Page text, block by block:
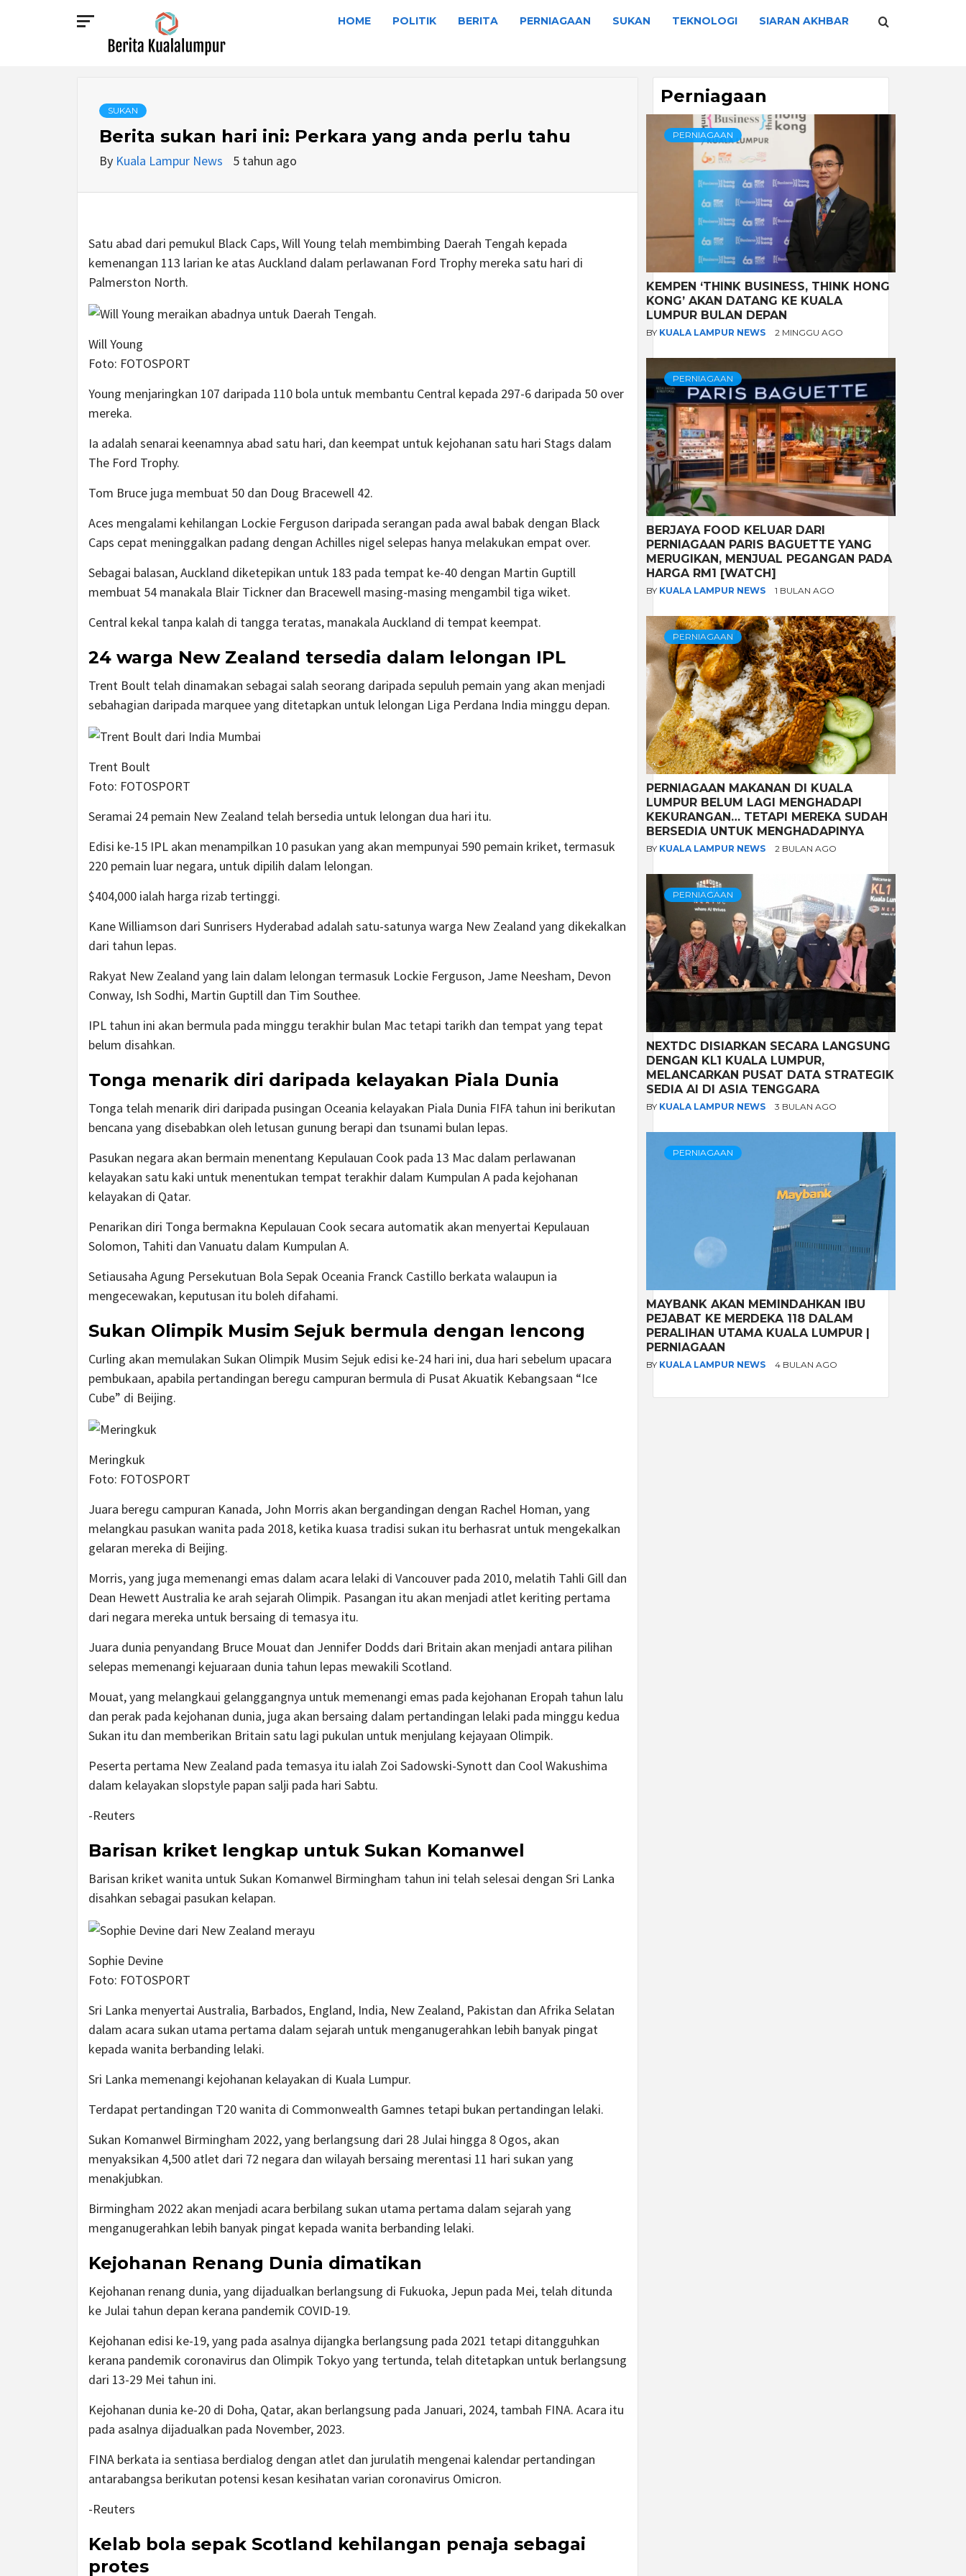
BERITA
KUALALUMPUR
HOME POLITIK BERITA PERNIAGAAN SUKAN TEKNOLOGI SIARAN AKHBAR
SUKAN
Berita sukan hari ini: Perkara yang anda perlu tahu
By Kuala Lampur News 5 tahun ago
Satu abad dari pemukul Black Caps, Will Young telah membimbing Daerah Tengah kepada
kemenangan 113 larian ke atas Auckland dalam perlawanan Ford Trophy mereka satu hari di
Palmerston North.
Will Young
Foto: FOTOSPORT
Young menjaringkan 107 daripada 110 bola untuk membantu Central kepada 297-6 daripada 50 over
mereka.
Ia adalah senarai keenamnya abad satu hari, dan keempat untuk kejohanan satu hari Stags dalam
The Ford Trophy.
Tom Bruce juga membuat 50 dan Doug Bracewell 42.
Aces mengalami kehilangan Lockie Ferguson daripada serangan pada awal babak dengan Black
Caps cepat meninggalkan padang dengan Achilles nigel selepas hanya melakukan empat over.
Sebagai balasan, Auckland diketepikan untuk 183 pada tempat ke-40 dengan Martin Guptill
membuat 54 manakala Blair Tickner dan Bracewell masing-masing mengambil tiga wiket.
Central kekal tanpa kalah di tangga teratas, manakala Auckland di tempat keempat.
24 warga New Zealand tersedia dalam lelongan IPL
Trent Boult telah dinamakan sebagai salah seorang daripada sepuluh pemain yang akan menjadi
sebahagian daripada marquee yang ditetapkan untuk lelongan Liga Perdana India minggu depan.
Trent Boult
Foto: FOTOSPORT
Seramai 24 pemain New Zealand telah bersedia untuk lelongan dua hari itu.
Edisi ke-15 IPL akan menampilkan 10 pasukan yang akan mempunyai 590 pemain kriket, termasuk
220 pemain luar negara, untuk dipilih dalam lelongan.
$404,000 ialah harga rizab tertinggi.
Kane Williamson dari Sunrisers Hyderabad adalah satu-satunya warga New Zealand yang dikekalkan
dari tahun lepas.
Rakyat New Zealand yang lain dalam lelongan termasuk Lockie Ferguson, Jame Neesham, Devon
Conway, Ish Sodhi, Martin Guptill dan Tim Southee.
IPL tahun ini akan bermula pada minggu terakhir bulan Mac tetapi tarikh dan tempat yang tepat
belum disahkan.
Tonga menarik diri daripada kelayakan Piala Dunia
Tonga telah menarik diri daripada pusingan Oceania kelayakan Piala Dunia FIFA tahun ini berikutan
bencana yang disebabkan oleh letusan gunung berapi dan tsunami bulan lepas.
Pasukan negara akan bermain menentang Kepulauan Cook pada 13 Mac dalam perlawanan
kelayakan satu kaki untuk menentukan tempat terakhir dalam Kumpulan A pada kejohanan
kelayakan di Qatar.
Penarikan diri Tonga bermakna Kepulauan Cook secara automatik akan menyertai Kepulauan
Solomon, Tahiti dan Vanuatu dalam Kumpulan A.
Setiausaha Agung Persekutuan Bola Sepak Oceania Franck Castillo berkata walaupun ia
mengecewakan, keputusan itu boleh difahami.
Sukan Olimpik Musim Sejuk bermula dengan lencong
Curling akan memulakan Sukan Olimpik Musim Sejuk edisi ke-24 hari ini, dua hari sebelum upacara
pembukaan, apabila pertandingan beregu campuran bermula di Pusat Akuatik Kebangsaan “Ice
Cube” di Beijing.
Meringkuk
Foto: FOTOSPORT
Juara beregu campuran Kanada, John Morris akan bergandingan dengan Rachel Homan, yang
melangkau pasukan wanita pada 2018, ketika kuasa tradisi sukan itu berhasrat untuk mengekalkan
gelaran mereka di Beijing.
Morris, yang juga memenangi emas dalam acara lelaki di Vancouver pada 2010, melatih Tahli Gill dan
Dean Hewett Australia ke arah sejarah Olimpik. Pasangan itu akan menjadi atlet keriting pertama
dari negara mereka untuk bersaing di temasya itu.
Juara dunia penyandang Bruce Mouat dan Jennifer Dodds dari Britain akan menjadi antara pilihan
selepas memenangi kejuaraan dunia tahun lepas mewakili Scotland.
Mouat, yang melangkaui gelanggangnya untuk memenangi emas pada kejohanan Eropah tahun lalu
dan perak pada kejohanan dunia, juga akan bersaing dalam pertandingan lelaki pada minggu kedua
Sukan itu dan memberikan Britain satu lagi pukulan untuk menjulang kejayaan Olimpik.
Peserta pertama New Zealand pada temasya itu ialah Zoi Sadowski-Synott dan Cool Wakushima
dalam kelayakan slopstyle papan salji pada hari Sabtu.
-Reuters
Barisan kriket lengkap untuk Sukan Komanwel
Barisan kriket wanita untuk Sukan Komanwel Birmingham tahun ini telah selesai dengan Sri Lanka
disahkan sebagai pasukan kelapan.
Sophie Devine
Foto: FOTOSPORT
Sri Lanka menyertai Australia, Barbados, England, India, New Zealand, Pakistan dan Afrika Selatan
dalam acara sukan utama pertama dalam sejarah untuk menganugerahkan lebih banyak pingat
kepada wanita berbanding lelaki.
Sri Lanka memenangi kejohanan kelayakan di Kuala Lumpur.
Terdapat pertandingan T20 wanita di Commonwealth Gamnes tetapi bukan pertandingan lelaki.
Sukan Komanwel Birmingham 2022, yang berlangsung dari 28 Julai hingga 8 Ogos, akan
menyaksikan 4,500 atlet dari 72 negara dan wilayah bersaing merentasi 11 hari sukan yang
menakjubkan.
Birmingham 2022 akan menjadi acara berbilang sukan utama pertama dalam sejarah yang
menganugerahkan lebih banyak pingat kepada wanita berbanding lelaki.
Kejohanan Renang Dunia dimatikan
Kejohanan renang dunia, yang dijadualkan berlangsung di Fukuoka, Jepun pada Mei, telah ditunda
ke Julai tahun depan kerana pandemik COVID-19.
Kejohanan edisi ke-19, yang pada asalnya dijangka berlangsung pada 2021 tetapi ditangguhkan
kerana pandemik coronavirus dan Olimpik Tokyo yang tertunda, telah ditetapkan untuk berlangsung
dari 13-29 Mei tahun ini.
Kejohanan dunia ke-20 di Doha, Qatar, akan berlangsung pada Januari, 2024, tambah FINA. Acara itu
pada asalnya dijadualkan pada November, 2023.
FINA berkata ia sentiasa berdialog dengan atlet dan jurulatih mengenai kalendar pertandingan
antarabangsa berikutan potensi kesan kesihatan varian coronavirus Omicron.
-Reuters
Kelab bola sepak Scotland kehilangan penaja sebagai
protes
Perniagaan
PERNIAGAAN
KEMPEN ‘THINK BUSINESS, THINK HONG
KONG’ AKAN DATANG KE KUALA
LUMPUR BULAN DEPAN
BY KUALA LAMPUR NEWS 2 MINGGU AGO
PERNIAGAAN
BERJAYA FOOD KELUAR DARI
PERNIAGAAN PARIS BAGUETTE YANG
MERUGIKAN, MENJUAL PEGANGAN PADA
HARGA RM1 [WATCH]
BY KUALA LAMPUR NEWS 1 BULAN AGO
PERNIAGAAN
PERNIAGAAN MAKANAN DI KUALA
LUMPUR BELUM LAGI MENGHADAPI
KEKURANGAN… TETAPI MEREKA SUDAH
BERSEDIA UNTUK MENGHADAPINYA
BY KUALA LAMPUR NEWS 2 BULAN AGO
PERNIAGAAN
NEXTDC DISIARKAN SECARA LANGSUNG
DENGAN KL1 KUALA LUMPUR,
MELANCARKAN PUSAT DATA STRATEGIK
SEDIA AI DI ASIA TENGGARA
BY KUALA LAMPUR NEWS 3 BULAN AGO
PERNIAGAAN
MAYBANK AKAN MEMINDAHKAN IBU
PEJABAT KE MERDEKA 118 DALAM
PERALIHAN UTAMA KUALA LUMPUR |
PERNIAGAAN
BY KUALA LAMPUR NEWS 4 BULAN AGO